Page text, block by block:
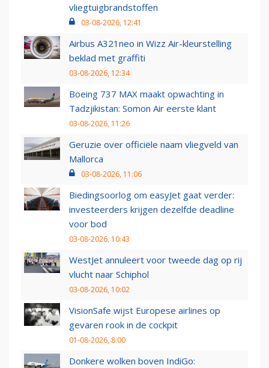
vliegtuigbrandstoffen
03-08-2026, 12:41
Airbus A321neo in Wizz Air-kleurstelling
beklad met graffiti
03-08-2026, 12:34
Boeing 737 MAX maakt opwachting in
Tadzjikistan: Somon Air eerste klant
03-08-2026, 11:26
Geruzie over officiële naam vliegveld van
Mallorca
03-08-2026, 11:06
Biedingsoorlog om easyJet gaat verder:
investeerders krijgen dezelfde deadline
voor bod
03-08-2026, 10:43
WestJet annuleert voor tweede dag op rij
vlucht naar Schiphol
03-08-2026, 10:02
VisionSafe wijst Europese airlines op
gevaren rook in de cockpit
01-08-2026, 8:00
Donkere wolken boven IndiGo: